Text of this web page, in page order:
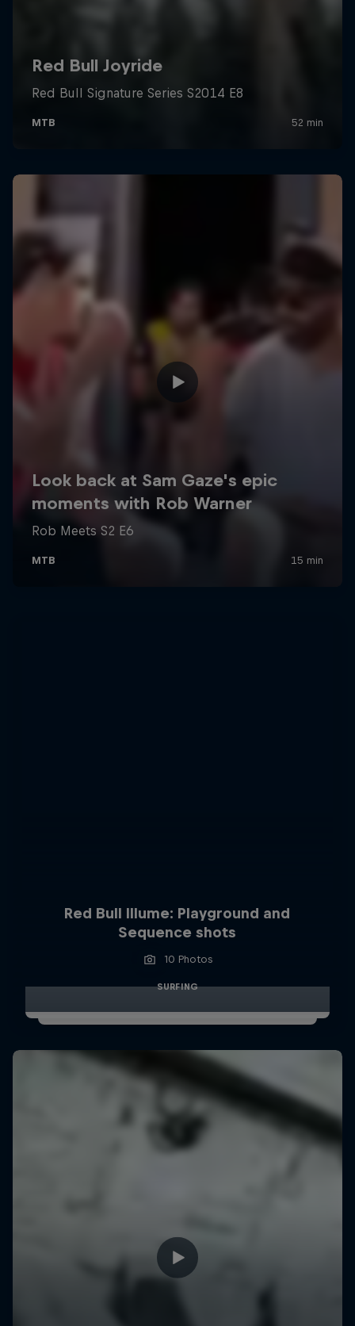
Red Bull Illume: Playground and
Sequence shots
10 Photos
SURFING